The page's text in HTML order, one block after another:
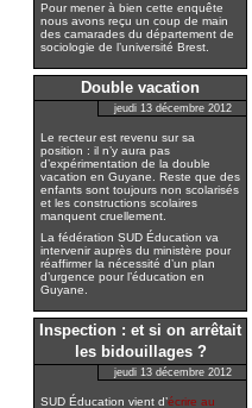
Pour mener à bien cette enquête
nous avons reçu un coup de main
des camarades du département de
sociologie de l’université Brest.
Double vacation
jeudi 13 décembre 2012
Le recteur est revenu sur sa
position : il n’y aura pas
d’expérimentation de la double
vacation en Guyane. Reste que des
enfants sont toujours non scolarisés
et les constructions scolaires
manquent cruellement.
La fédération SUD Éducation va
intervenir auprès du ministère pour
réaffirmer la nécessité d’un plan
d’urgence pour l’éducation en
Guyane.
Inspection : et si on arrêtait
les bidouillages ?
jeudi 13 décembre 2012
SUD Éducation vient d’écrire au